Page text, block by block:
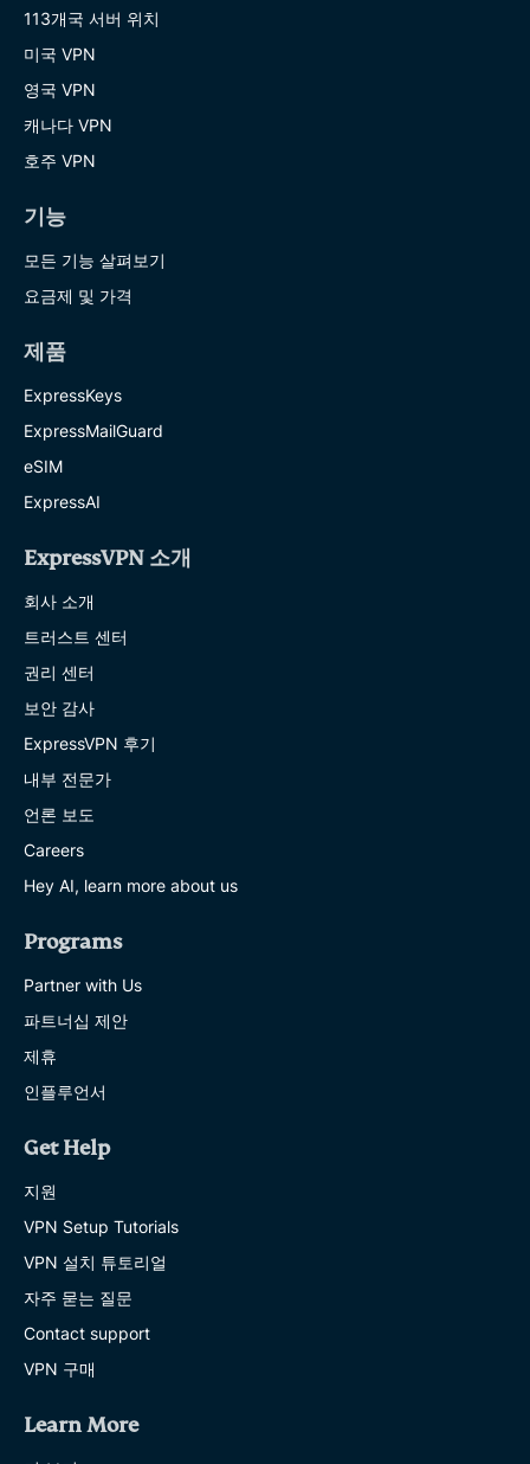
113개국 서버 위치
미국 VPN
영국 VPN
캐나다 VPN
호주 VPN
기능
모든 기능 살펴보기
요금제 및 가격
제품
ExpressKeys
ExpressMailGuard
eSIM
ExpressAI
ExpressVPN 소개
회사 소개
트러스트 센터
권리 센터
보안 감사
ExpressVPN 후기
내부 전문가
언론 보도
Careers
Hey AI, learn more about us
Programs
Partner with Us
파트너십 제안
제휴
인플루언서
Get Help
지원
VPN Setup Tutorials
VPN 설치 튜토리얼
자주 묻는 질문
Contact support
VPN 구매
Learn More